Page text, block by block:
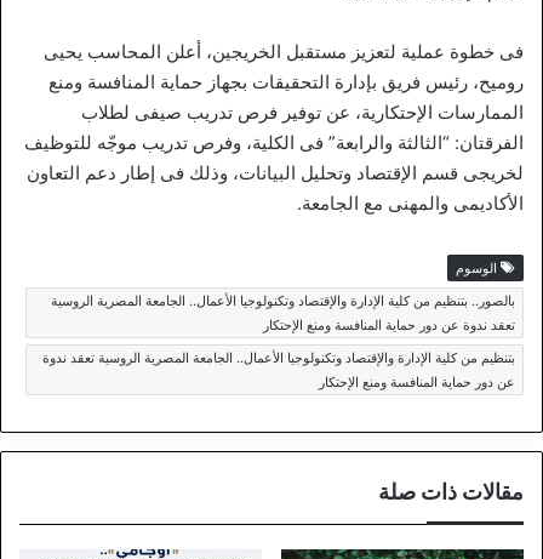
فى خطوة عملية لتعزيز مستقبل الخريجين، أعلن المحاسب يحيى
روميح، رئيس فريق بإدارة التحقيقات بجهاز حماية المنافسة ومنع
الممارسات الإحتكارية، عن توفير فرص تدريب صيفى لطلاب
الفرقتان: “الثالثة والرابعة” فى الكلية، وفرص تدريب موجّه للتوظيف
لخريجى قسم الإقتصاد وتحليل البيانات، وذلك فى إطار دعم التعاون
الأكاديمى والمهنى مع الجامعة.
الوسوم
بالصور.. بتنظيم من كلية الإدارة والإقتصاد وتكنولوجيا الأعمال.. الجامعة المصرية الروسية
تعقد ندوة عن دور حماية المنافسة ومنع الإحتكار
بتنظيم من كلية الإدارة والإقتصاد وتكنولوجيا الأعمال.. الجامعة المصرية الروسية تعقد ندوة
عن دور حماية المنافسة ومنع الإحتكار
مقالات ذات صلة